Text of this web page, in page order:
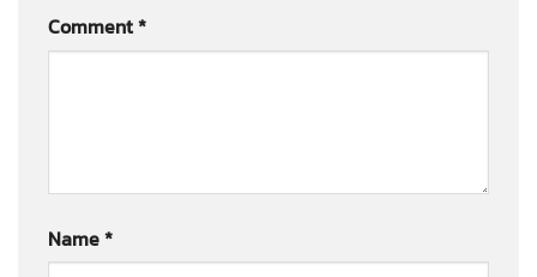
Comment*
Name*